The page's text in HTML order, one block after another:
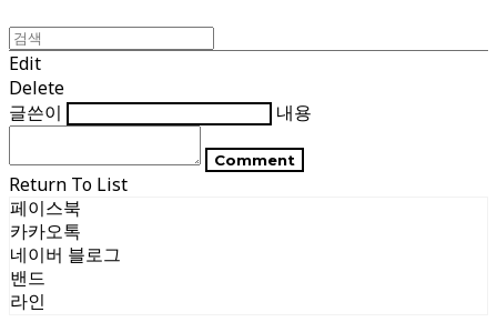
Edit
Delete
글쓴이
내용
Comment
Return To List
페이스북
카카오톡
네이버 블로그
밴드
라인